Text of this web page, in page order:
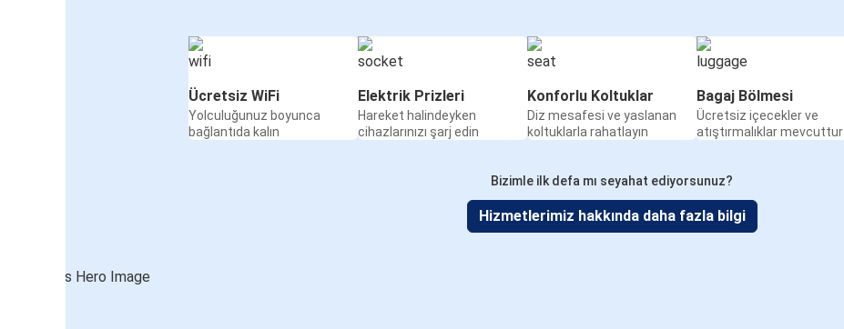
Ücretsiz WiFi
Yolculuğunuz boyunca
bağlantıda kalın
Elektrik Prizleri
Hareket halindeyken
cihazlarınızı şarj edin
Konforlu Koltuklar
Diz mesafesi ve yaslanan
koltuklarla rahatlayın
Bagaj Bölmesi
Ücretsiz içecekler ve
atıştırmalıklar mevcuttur
Bizimle ilk defa mı seyahat ediyorsunuz?
Hizmetlerimiz hakkında daha fazla bilgi